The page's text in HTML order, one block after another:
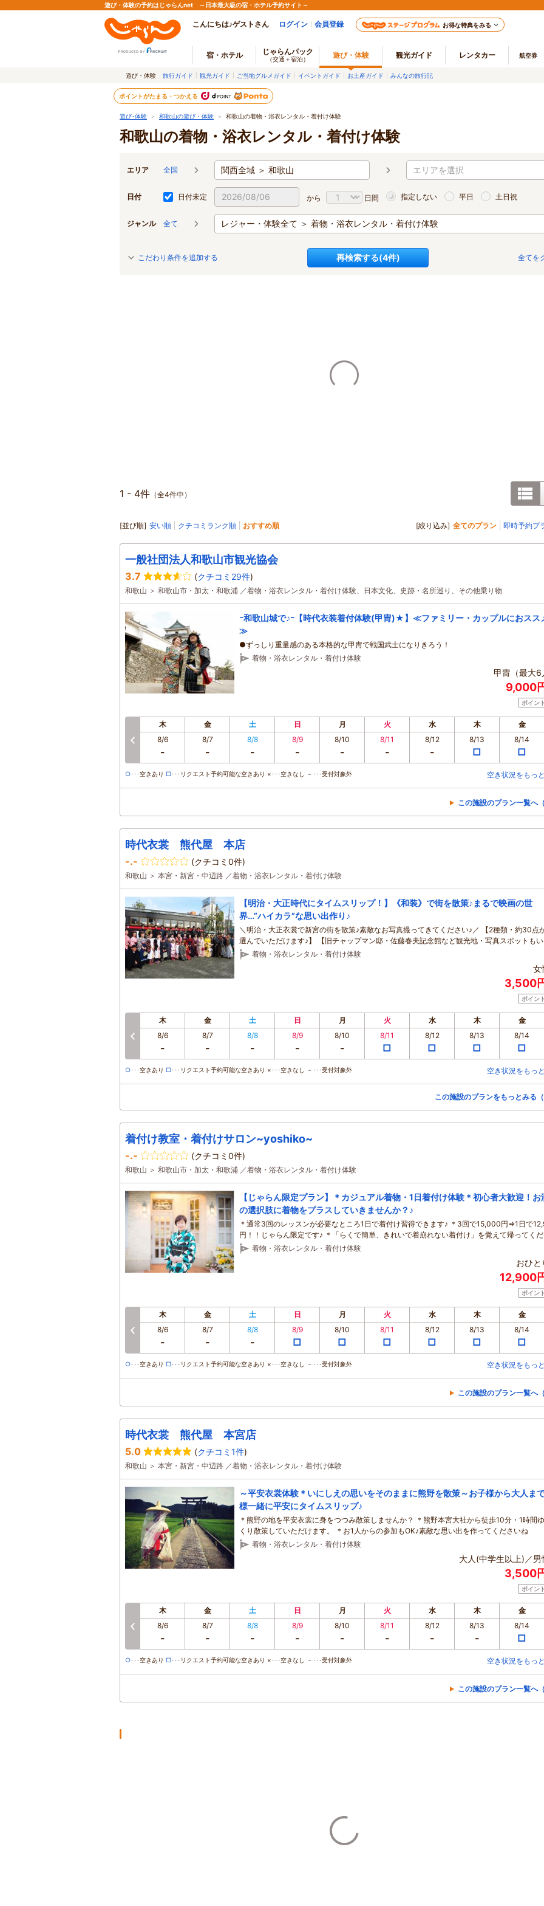
遊び・体験の予約はじゃらんnet ～日本最大級の宿・ホテル予約サイト～
こんにちは♪ゲストさん ログイン 会員登録 お得な特典をみる
宿・ホテル じゃらんパック
（交通＋宿泊） 遊び・体験 観光ガイド レンタカー 航空券
遊び・体験 旅行ガイド 観光ガイド ご当地グルメガイド イベントガイド お土産ガイド みんなの旅行記
ポイントがたまる・つかえる
遊び･体験 ＞ 和歌山の遊び・体験 ＞ 和歌山の着物・浴衣レンタル・着付け体験
和歌山の着物・浴衣レンタル・着付け体験
エリア 全国 関西全域 ＞ 和歌山 エリアを選択
日付 日付未定 から 日間 指定しない 平日 土日祝
ジャンル 全て レジャー・体験全て ＞ 着物・浴衣レンタル・着付け体験
こだわり条件を追加する 再検索する(4件) 全てを
1 - 4件 （全4件中）
[並び順] 安い順 クチコミランク順 おすすめ順 [絞り込み] 全てのプラン 即時予約プ
一般社団法人和歌山市観光協会
3.7 (クチコミ29件)
和歌山 ＞ 和歌山市・加太・和歌浦 ／着物・浴衣レンタル・着付け体験、日本文化、史跡・名所巡り、その他乗り物
ｰ和歌山城で♪ｰ【時代衣装着付体験(甲冑)★】≪ファミリー・カップルにおスス
≫
●ずっしり重量感のある本格的な甲冑で戦国武士になりきろう！
着物・浴衣レンタル・着付け体験
甲冑（最大6
9,000
ポイン
木 金 土 日 月 火 水 木 金
8/6
-
8/7
-
8/8
-
8/9
-
8/10
-
8/11
-
8/12
-
8/13
□
8/14
□
○･･･空きあり □･･･リクエスト予約可能な空きあり ×･･･空きなし －･･･受付対象外 空き状況をもっ
この施設のプラン一覧へ（
時代衣裳 熊代屋 本店
-.- (クチコミ0件)
和歌山 ＞ 本宮・新宮・中辺路 ／着物・浴衣レンタル・着付け体験
【明治・大正時代にタイムスリップ！】《和装》で街を散策♪まるで映画の世
界…”ハイカラ”な思い出作り♪
＼明治・大正衣裳で新宮の街を散策♪素敵なお写真撮ってきてください♪／ 【2種類・約30点
選んでいただけます♪】 【旧チャップマン邸・佐藤春夫記念館など観光地・写真スポットもい
い♪】着物・浴衣レンタル・着付け体験
女
3,500
ポイン
木 金 土 日 月 火 水 木 金
8/6
-
8/7
-
8/8
-
8/9
-
8/10
-
8/11
□
8/12
□
8/13
□
8/14
□
○･･･空きあり □･･･リクエスト予約可能な空きあり ×･･･空きなし －･･･受付対象外 空き状況をもっ
この施設のプランをもっとみる（
着付け教室・着付けサロン~yoshiko~
-.- (クチコミ0件)
和歌山 ＞ 和歌山市・加太・和歌浦 ／着物・浴衣レンタル・着付け体験
【じゃらん限定プラン】＊カジュアル着物・1日着付け体験＊初心者大歓迎！お
の選択肢に着物をプラスしていきませんか？♪
＊通常3回のレッスンが必要なところ1日で着付け習得できます♪ ＊3回で15,000円⇒1日で
円！！じゃらん限定です♪ ＊「らくで簡単、きれいで着崩れない着付け」を覚えて帰ってくだ
ね♪ 着物・浴衣レンタル・着付け体験
おひと
12,900
ポイン
木 金 土 日 月 火 水 木 金
8/6
-
8/7
-
8/8
-
8/9
□
8/10
□
8/11
□
8/12
□
8/13
□
8/14
□
○･･･空きあり □･･･リクエスト予約可能な空きあり ×･･･空きなし －･･･受付対象外 空き状況をもっ
この施設のプラン一覧へ（
時代衣裳 熊代屋 本宮店
5.0 (クチコミ1件)
和歌山 ＞ 本宮・新宮・中辺路 ／着物・浴衣レンタル・着付け体験
～平安衣裳体験＊いにしえの思いをそのままに熊野を散策～お子様から大人ま
様一緒に平安にタイムスリップ♪
＊熊野の地を平安衣裳に身をつつみ散策しませんか？ ＊熊野本宮大社から徒歩10分・1時間
くり散策していただけます。 ＊お1人からの参加もOK♪素敵な思い出を作ってくださいね
着物・浴衣レンタル・着付け体験
大人(中学生以上)／男
3,500
ポイン
木 金 土 日 月 火 水 木 金
8/6
-
8/7
-
8/8
-
8/9
-
8/10
-
8/11
-
8/12
-
8/13
-
8/14
□
○･･･空きあり □･･･リクエスト予約可能な空きあり ×･･･空きなし －･･･受付対象外 空き状況をもっ
この施設のプラン一覧へ（